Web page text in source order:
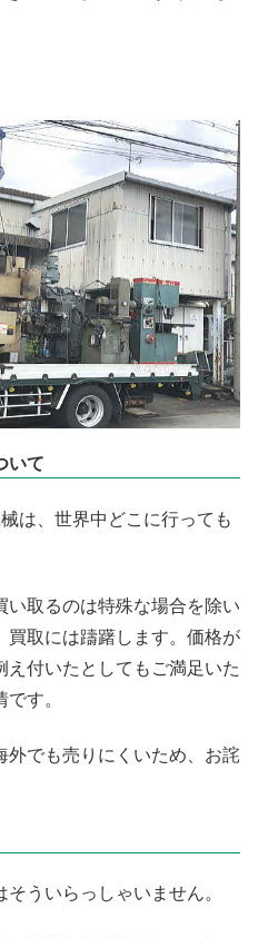
いて
は、世界中どこに行っても
い取るのは特殊な場合を除い
買取には躊躇します。価格が
付いたとしてもご満足いた
す。
外でも売りにくいため、お詫
ういらっしゃいません。